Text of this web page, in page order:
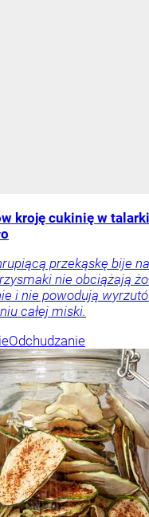
kroję cukinię w
przekąskę bije
nie obciążają
i nie powodują
całej miski.
Odchudzanie